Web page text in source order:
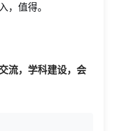
，值得。
流，学科建设，会